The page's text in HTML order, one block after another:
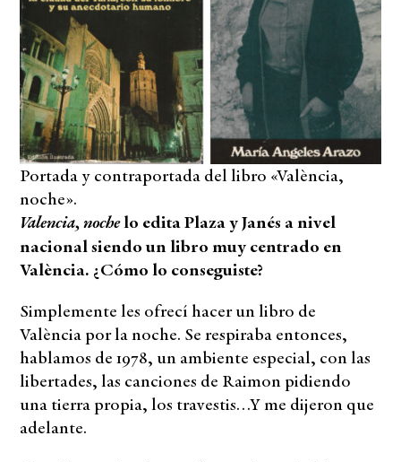
Portada y contraportada del libro «València,
noche».
Valencia, nochelo edita Plaza y Janés a nivel
nacional siendo un libro muy centrado en
València. ¿Cómo lo conseguiste?
Simplemente les ofrecí hacer un libro de
València por la noche. Se respiraba entonces,
hablamos de 1978, un ambiente especial, con las
libertades, las canciones de Raimon pidiendo
una tierra propia, los travestis…Y me dijeron que
adelante.